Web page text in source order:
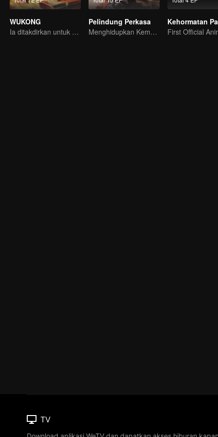
WUKONG
Ia ditakdirkan untuk menghancurkan Surga?!
Pelindung Perkasa
Menghidupkan Kembali Legenda Sui-Tang!
TV